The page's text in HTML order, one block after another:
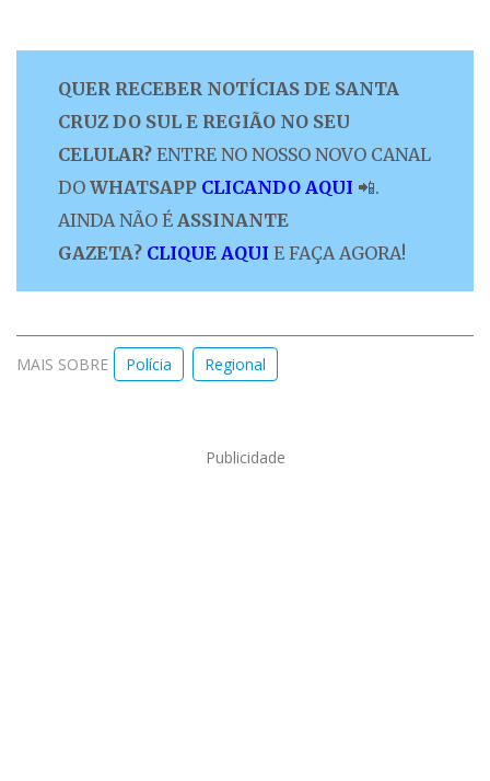
QUER RECEBER NOTÍCIAS DE SANTA
CRUZ DO SUL E REGIÃO NO SEU
CELULAR? ENTRE NO NOSSO NOVO CANAL
DO WHATSAPP CLICANDO AQUI 📲.
AINDA NÃO É ASSINANTE
GAZETA? CLIQUE AQUI E FAÇA AGORA!
MAIS SOBRE Polícia Regional
Publicidade